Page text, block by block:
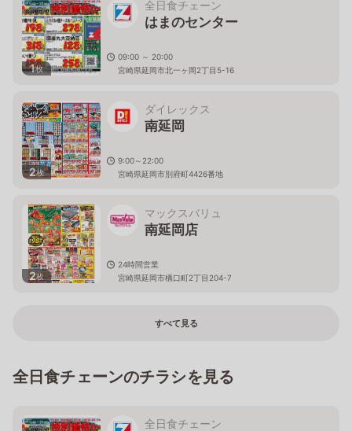
1枚
全日食チェーン
はまのセンター
09:00 ～ 20:00
宮崎県延岡市北一ヶ岡2丁目5-16
2枚
ダイレックス
南延岡
9:00～22:00
宮崎県延岡市別府町4426番地
2枚
マックスバリュ
南延岡店
24時間営業
宮崎県延岡市構口町2丁目204-7
すべて見る
全日食チェーンのチラシを見る
全日食チェーン